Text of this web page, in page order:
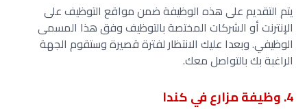
يتم التقديم على هذه الوظيفة ضمن مواقع التوظيف على
الإنترنت أو الشركات المختصة بالتوظيف وفق هذا المسمى
الوظيفي. وبعدا عليك الانتظار لفترة قصيرة وستقوم الجهة
الراغبة بك بالتواصل معك.
4. وظيفة مزارع في كندا